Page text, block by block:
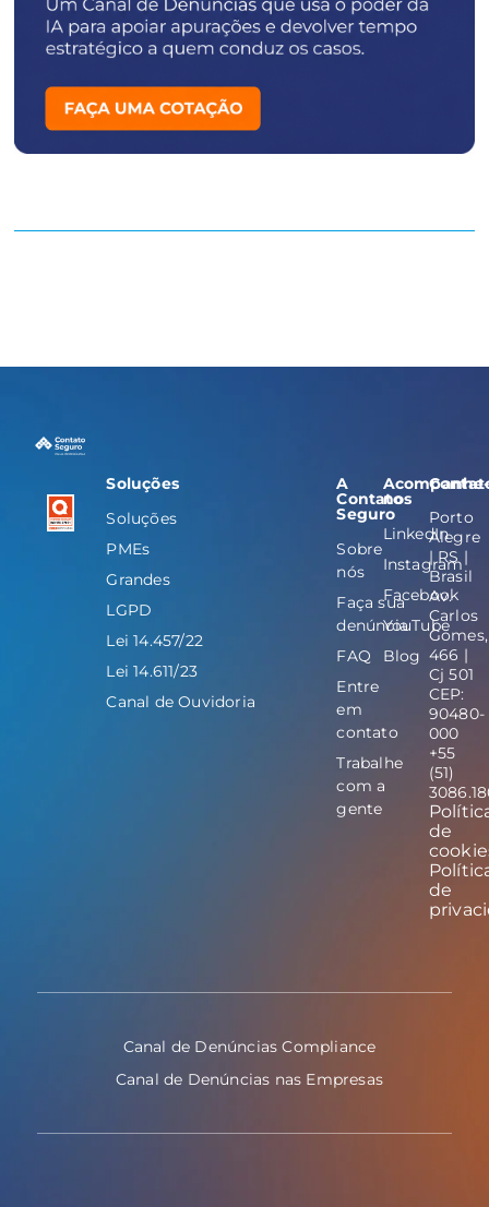
Soluções
Soluções
PMEs
Grandes
LGPD
Lei 14.457/22
Lei 14.611/23
Canal de Ouvidoria
A
Contato
Seguro
Sobre
nós
Faça sua
denúncia
FAQ
Entre
em
contato
Trabalhe
com a
gente
Acompanhe-
nos
LinkedIn
Instagram
Facebook
YouTube
Blog
Porto
Alegre
| RS |
Brasil
Av.
Carlos
Gomes,
466 |
Cj 501
CEP:
90480-
000
+55
(51)
de
de
Canal de Denúncias Compliance
Canal de Denúncias nas Empresas